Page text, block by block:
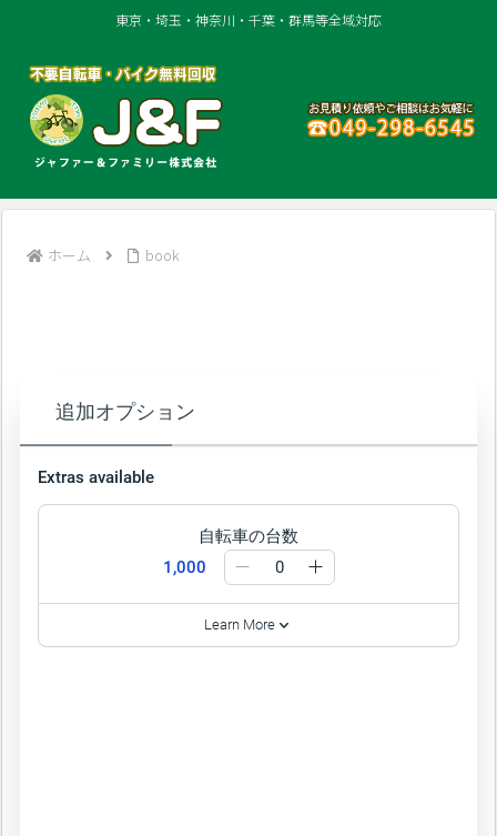
東京・埼玉・神奈川・千葉・群馬等全域対応
ホーム book
追加オプション
Extras available
自転車の台数
1,000
Learn More